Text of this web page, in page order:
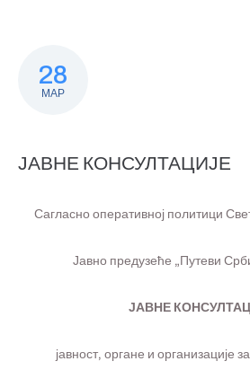
28
МАР
ЈАВНЕ КОНСУЛТАЦИЈЕ
Сагласно оперативној политици
Јавно предузеће „Путеви
ЈАВНЕ
јавност, органе и организације